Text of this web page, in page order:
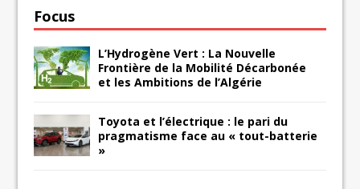
Focus
L’Hydrogène Vert : La Nouvelle
Frontière de la Mobilité Décarbonée
et les Ambitions de l’Algérie
Toyota et l’électrique : le pari du
pragmatisme face au « tout-batterie
»